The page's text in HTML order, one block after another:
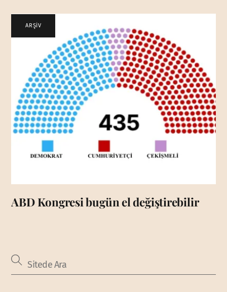
ARŞİV
ABD Kongresi bugün el değiştirebilir